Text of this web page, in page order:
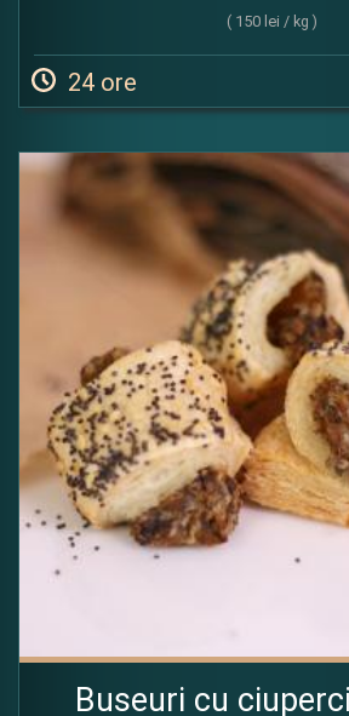
( 150 lei / kg )
24 ore
Buseuri cu